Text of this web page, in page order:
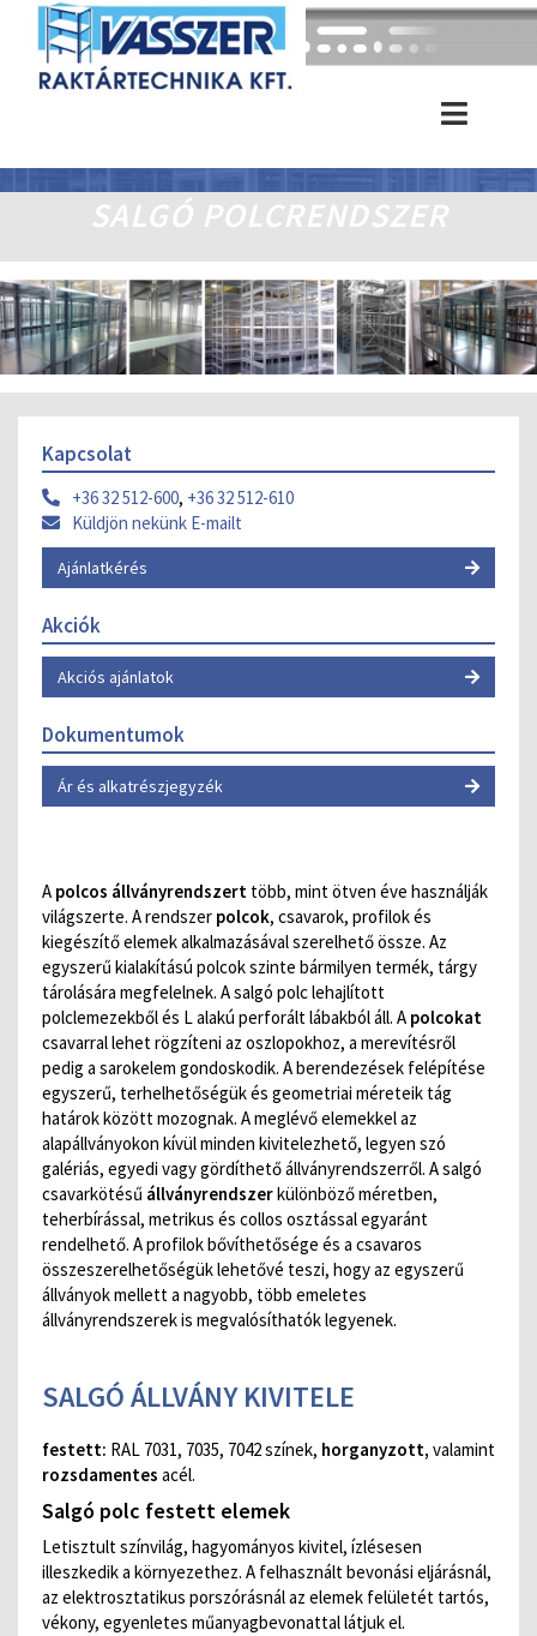
SALGÓ POLCRENDSZER
Kapcsolat
+36 32 512-600, +36 32 512-610
Küldjön nekünk E-mailt
Ajánlatkérés
Akciók
Akciós ajánlatok
Dokumentumok
Ár és alkatrészjegyzék
A polcos állványrendszert több, mint ötven éve használják
világszerte. A rendszer polcok, csavarok, profilok és
kiegészítő elemek alkalmazásával szerelhető össze. Az
egyszerű kialakítású polcok szinte bármilyen termék, tárgy
tárolására megfelelnek. A salgó polc lehajlított
polclemezekből és L alakú perforált lábakból áll. A polcokat
csavarral lehet rögzíteni az oszlopokhoz, a merevítésről
pedig a sarokelem gondoskodik. A berendezések felépítése
egyszerű, terhelhetőségük és geometriai méreteik tág
határok között mozognak. A meglévő elemekkel az
alapállványokon kívül minden kivitelezhető, legyen szó
galériás, egyedi vagy gördíthető állványrendszerről. A salgó
csavarkötésű állványrendszerkülönböző méretben,
teherbírással, metrikus és collos osztással egyaránt
rendelhető. A profilok bővíthetősége és a csavaros
összeszerelhetőségük lehetővé teszi, hogy az egyszerű
állványok mellett a nagyobb, több emeletes
állványrendszerek is megvalósíthatók legyenek.
SALGÓ ÁLLVÁNY KIVITELE
festett: RAL 7031, 7035, 7042 színek, horganyzott, valamint
rozsdamentes acél.
Salgó polc festett elemek
Letisztult színvilág, hagyományos kivitel, ízlésesen
illeszkedik a környezethez. A felhasznált bevonási eljárásnál,
az elektrosztatikus porszórásnál az elemek felületét tartós,
vékony, egyenletes műanyagbevonattal látjuk el.